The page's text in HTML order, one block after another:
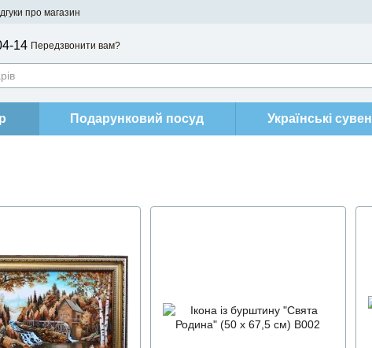
про магазин
14 Передзвонити вам?
Подарунковий посуд Українські